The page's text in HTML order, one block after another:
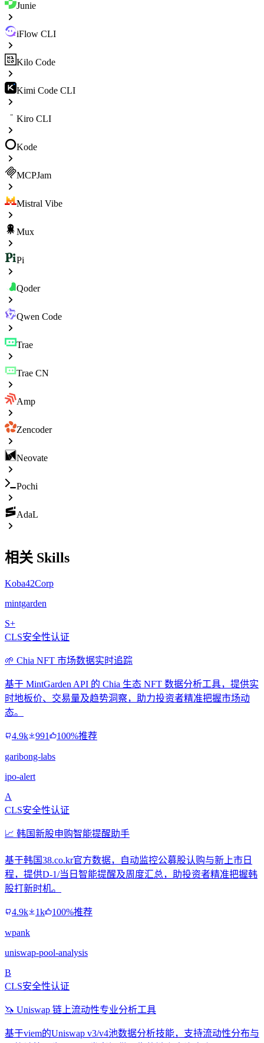
Junie
iFlow CLI
Kilo Code
Kimi Code CLI
Kiro CLI
Kode
MCPJam
Mistral Vibe
Mux
Pi
Qoder
Qwen Code
Trae
Trae CN
Amp
Zencoder
Neovate
Pochi
AdaL
相关 Skills
Koba42Corp
mintgarden
S+
CLS安全性认证
🌱 Chia NFT 市场数据实时追踪
基于 MintGarden API 的 Chia 生态 NFT 数据分析工具，提供实
时地板价、交易量及趋势洞察，助力投资者精准把握市场动
态。
4.9k 991 100%推荐
garibong-labs
ipo-alert
A
CLS安全性认证
📈 韩国新股申购智能提醒助手
基于韩国38.co.kr官方数据，自动监控公募股认购与新上市日
程，提供D-1/当日智能提醒及周度汇总，助投资者精准把握韩
股打新时机。
4.9k 1k 100%推荐
wpank
uniswap-pool-analysis
B
CLS安全性认证
🦄 Uniswap 链上流动性专业分析工具
基于viem的Uniswap v3/v4池数据分析技能，支持流动性分布与